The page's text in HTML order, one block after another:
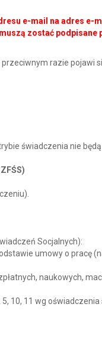
e-mail na adres e-
zostać podpisane
razie pojawi
świadczenia nie
Socjalnych):
umowy o pracę
naukowych,
10, 11 wg